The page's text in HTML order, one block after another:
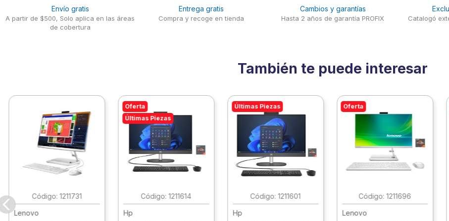
Envío gratis
A partir de $500, Solo aplica en las áreas
de cobertura
Entrega gratis
Compra y recoge en tienda
Cambios y garantías
Hasta 2 años de garantía PROFIX Catalogó
También te puede interesar
:1211731
Lenovo
Oferta
Últimas Piezas
:1211614
Hp
Últimas Piezas
:1211601
Hp
Oferta
:1211696
Lenovo